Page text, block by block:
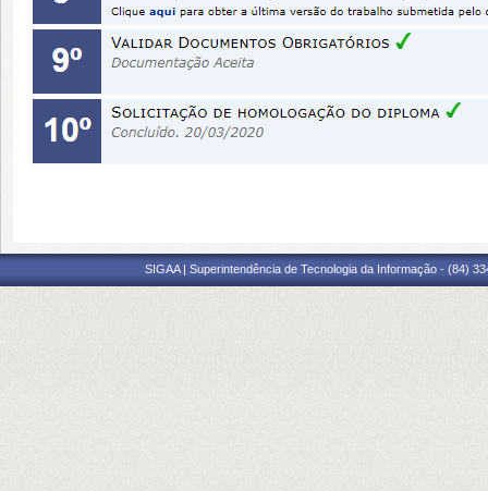
SIGAA | Superintendência de Tecnologia da Informação - (84)